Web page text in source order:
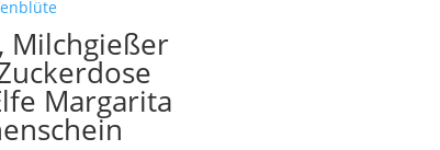
Milchgießer
Margarita